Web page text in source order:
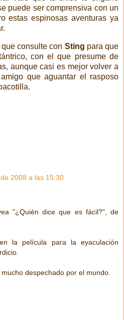
puede ser comprensiva con un
estas espinosas aventuras ya
consulte con Sting para que
con el que presume de
aunque casi es mejor volver a
que aguantar el rasposo
2008 a las 15:30
"¿Quién dice que es fácil?", de
la película para la eyaculación
despechado por el mundo.